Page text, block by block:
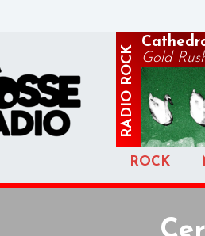
RADIO
ROCK
Gold
ROCK